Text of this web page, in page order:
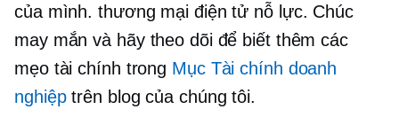
của mình.thương mại điện tử nỗ lực. Chúc
may mắn và hãy theo dõi để biết thêm các
mẹo tài chính trong Mục Tài chính doanh
nghiệptrên blog của chúng tôi.